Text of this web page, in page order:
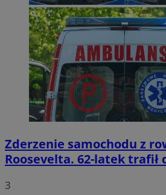
Zderzenie samochodu z
Roosevelta. 62-latek trafił
3